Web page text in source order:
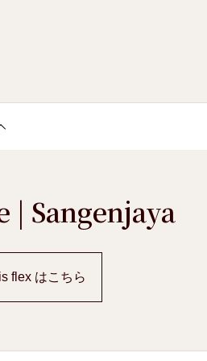
| Sangenjaya
flex はこちら